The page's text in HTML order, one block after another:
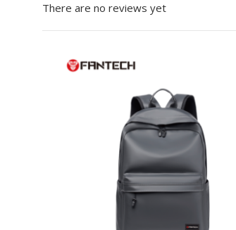
There are no reviews yet